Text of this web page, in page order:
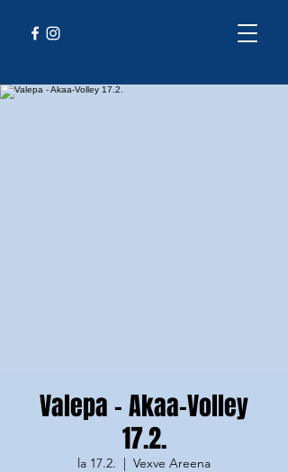
Valepa - Akaa-Volley
17.2.
la 17.2.
  |
Vexve Areena